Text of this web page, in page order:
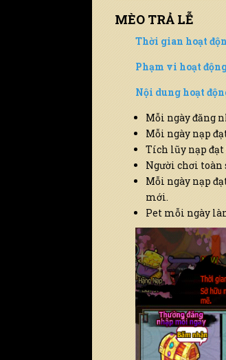
MÈO TRẢ LỄ
Thời gian hoạt
Phạm vi hoạt
Nội dung hoạt
Mỗi ngày đăng
Mỗi ngày nạp
Tích lũy nạp đạt
Người chơi toàn
Mỗi ngày nạp
mới.
Pet mỗi ngày